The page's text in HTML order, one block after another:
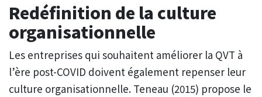
Redéfinition de la culture
organisationnelle
Les entreprises qui souhaitent améliorer la QVT à
l’ère post-COVID doivent également repenser leur
culture organisationnelle. Teneau (2015) propose le